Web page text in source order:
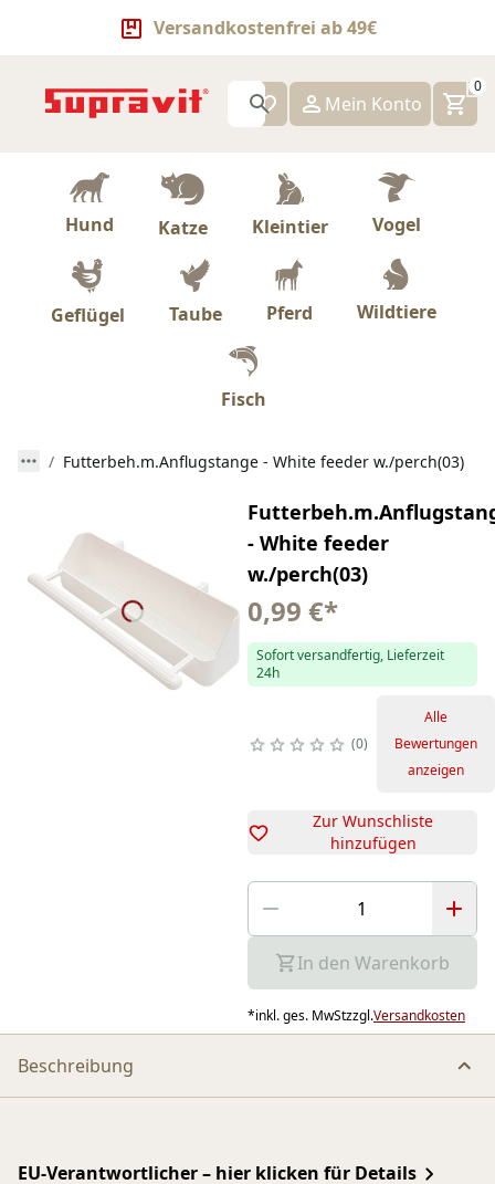
Versandkostenfrei ab 49€
0
Mein Konto
Hund Katze Kleintier Vogel
Geflügel Taube Pferd Wildtiere
Fisch
Futterbeh.m.Anflugstange - White feeder w./perch(03)
- White feeder
w./perch(03)
0,99 €*
Sofort versandfertig, Lieferzeit
24h
0
Alle
Bewertungen
anzeigen
Zur Wunschliste
hinzufügen
In den Warenkorb
*inkl. ges. MwStzzgl.Versandkosten
Beschreibung
EU-Verantwortlicher – hier klicken für Details